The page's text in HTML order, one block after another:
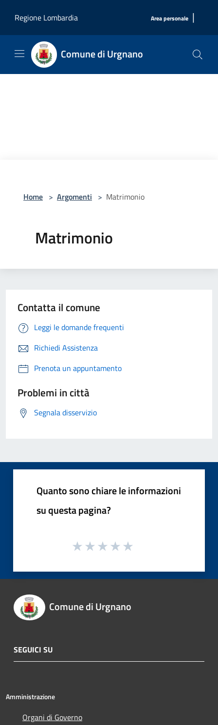
Regione Lombardia
Area personale |
Comune di Urgnano
Home > Argomenti > Matrimonio
Matrimonio
Contatta il comune
Leggi le domande frequenti
Richiedi Assistenza
Prenota un appuntamento
Problemi in città
Segnala disservizio
Quanto sono chiare le informazioni
su questa pagina?
Comune di Urgnano
SEGUICI SU
Amministrazione
Organi di Governo